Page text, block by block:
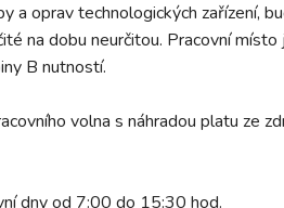
a oprav technologických zařízení,
na dobu neurčitou. Pracovní
B nutností.
volna s náhradou platu ze
dny od 7:00 do 15:30 hod.